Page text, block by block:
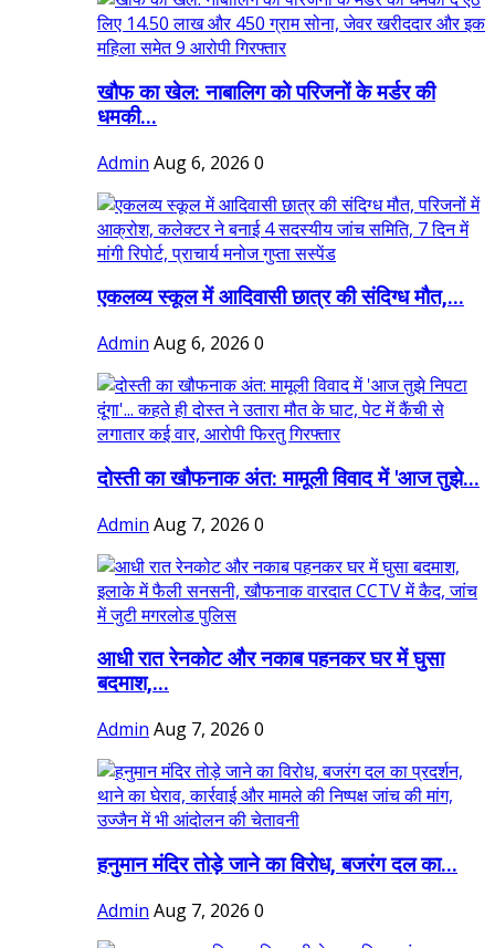
खौफ का खेल: नाबालिग को परिजनों के मर्डर की
धमकी...
Admin Aug 6, 2026 0
एकलव्य स्कूल में आदिवासी छात्र की संदिग्ध मौत,...
Admin Aug 6, 2026 0
दोस्ती का खौफनाक अंत: मामूली विवाद में 'आज तुझे...
Admin Aug 7, 2026 0
आधी रात रेनकोट और नकाब पहनकर घर में घुसा
बदमाश,...
Admin Aug 7, 2026 0
हनुमान मंदिर तोड़े जाने का विरोध, बजरंग दल का...
Admin Aug 7, 2026 0